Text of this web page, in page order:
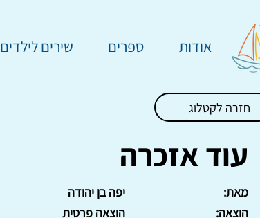
אודות ספרים שירים לילדים
חזרה לקטלוג
עוד אזכרה
יפה בן יהודה
מאת:
הוצאה פרטית
הוצאה: